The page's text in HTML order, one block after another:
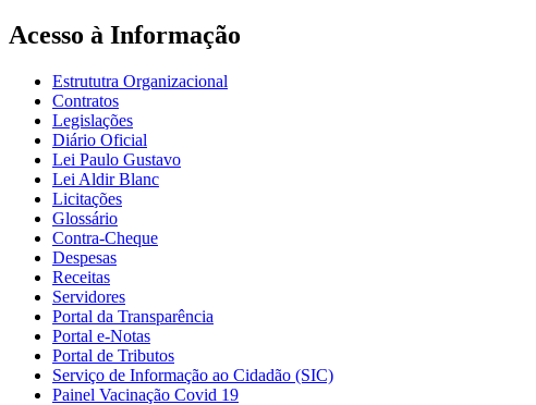
Acesso à Informação
Estrututra Organizacional
Contratos
Legislações
Diário Oficial
Lei Paulo Gustavo
Lei Aldir Blanc
Licitações
Glossário
Contra-Cheque
Despesas
Receitas
Servidores
Portal da Transparência
Portal e-Notas
Portal de Tributos
Serviço de Informação ao Cidadão (SIC)
Painel Vacinação Covid 19